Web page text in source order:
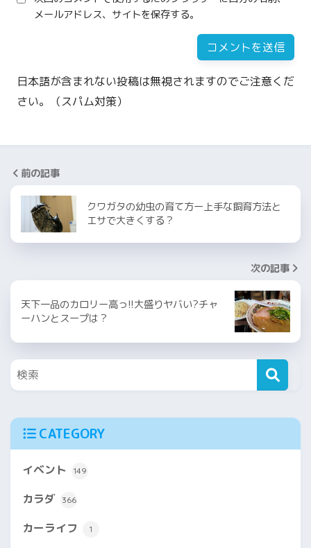
メールアドレス、サイトを保存する。
日本語が含まれない投稿は無視されますのでご注意くだ
さい。（スパム対策）
前の記事
クワガタの幼虫の育て方ー上手な飼育方法と
エサで大きくする？
次の記事
天下一品のカロリー高っ!!大盛りヤバい?チャ
ーハンとスープは？
CATEGORY
イベント 149
カラダ 366
カーライフ 1